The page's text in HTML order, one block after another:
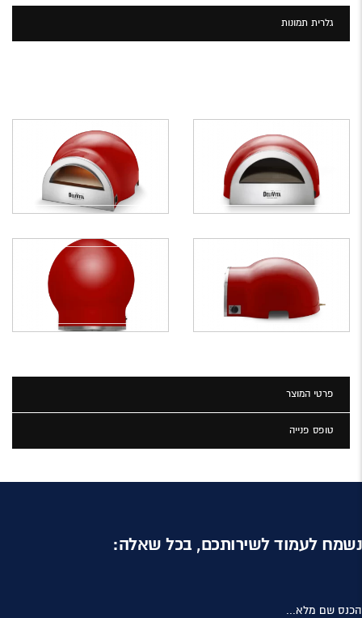
גלרית תמונות
פרטי המוצר
טופס פנייה
נשמח לעמוד לשירותכם, בכל שאלה:
הכנס שם מלא...